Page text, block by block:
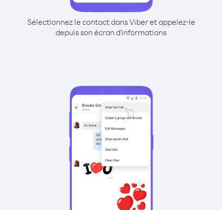
Sélectionnez le contact dans Viber et appelez-le
depuis son écran d'informations